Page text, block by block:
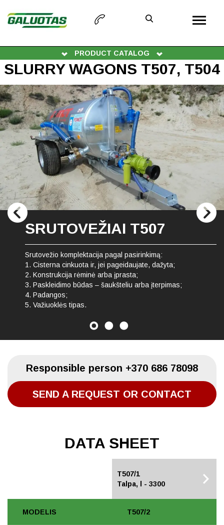
PRODUCT CATALOG
SLURRY WAGONS T507, T504
SRUTOVEŽIAI T507
Srutovežio komplektacija pagal pasirinkimą:
1. Cisterna cinkuota ir, jei pageidaujate, dažyta;
2. Konstrukcija rėminė arba įprasta;
3. Paskleidimo būdas – šaukšteliu arba įterpimas;
4. Padangos;
5. Važiuoklės tipas.
Responsible person +370 686 78098
SEND A REQUEST OR CONTACT
DATA SHEET
MODELIS T507/2
T507/1
Talpa, l - 3300